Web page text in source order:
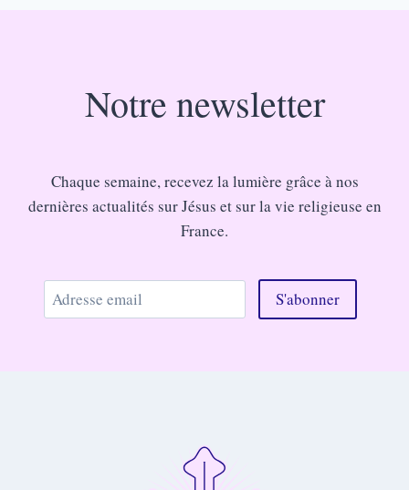
Notre newsletter
Chaque semaine, recevez la lumière grâce à nos
dernières actualités sur Jésus et sur la vie religieuse en
France.